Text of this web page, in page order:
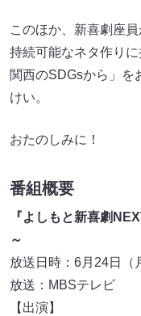
このほか、新喜劇座
持続可能なネタ作り
関西のSDGsから」を
けい。
おたのしみに！
番組概要
『よしもと新喜劇
～
放送日時：6月24日（
放送：MBSテレビ
【出演】